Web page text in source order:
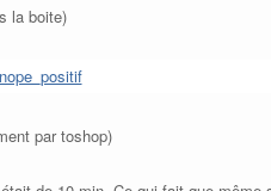
la boite)
par toshop)